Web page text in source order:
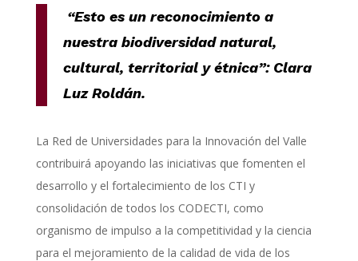
“Esto es un reconocimiento a
nuestra biodiversidad natural,
cultural, territorial y étnica”: Clara
Luz Roldán.
La Red de Universidades para la Innovación del Valle
contribuirá apoyando las iniciativas que fomenten el
desarrollo y el fortalecimiento de los CTI y
consolidación de todos los CODECTI, como
organismo de impulso a la competitividad y la ciencia
para el mejoramiento de la calidad de vida de los